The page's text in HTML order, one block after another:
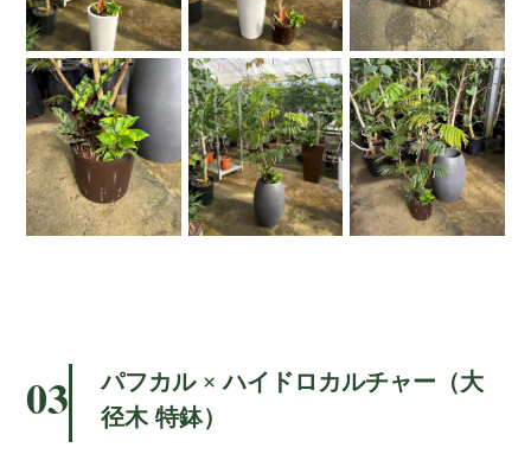
03
パフカル × ハイドロカルチャー（大
径木 特鉢）